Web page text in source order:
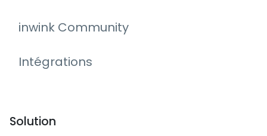
inwink Community
Intégrations
Solution